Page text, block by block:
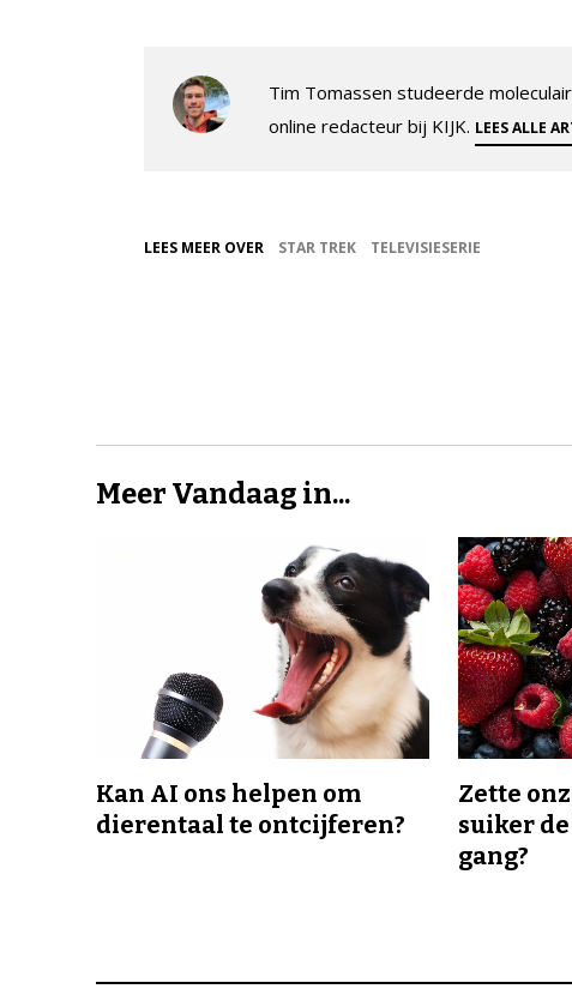
Tim Tomassen studeerde
online redacteur bij KIJK. LEES ALLE
LEES MEER OVER STAR TREK TELEVISIESERIE
Meer Vandaag in...
Kan AI ons helpen om
dierentaal te ontcijferen?
Zette
suiker
gang?